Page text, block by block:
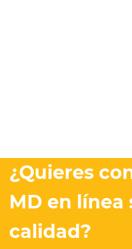
¿Quieres
MD en línea
calidad?